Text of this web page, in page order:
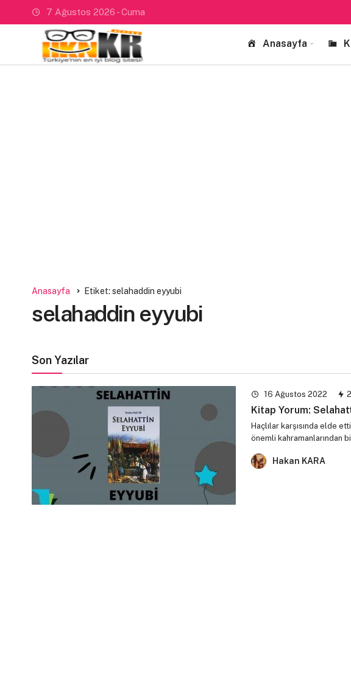
7 Ağustos 2026 - Cuma
Anasayfa
Anasayfa Etiket: selahaddin eyyubi
selahaddin eyyubi
Son Yazılar
16 Ağustos 2022
Kitap Yorum:
Haçlılar karşısında elde
önemli kahramanlarından
Hakan KARA